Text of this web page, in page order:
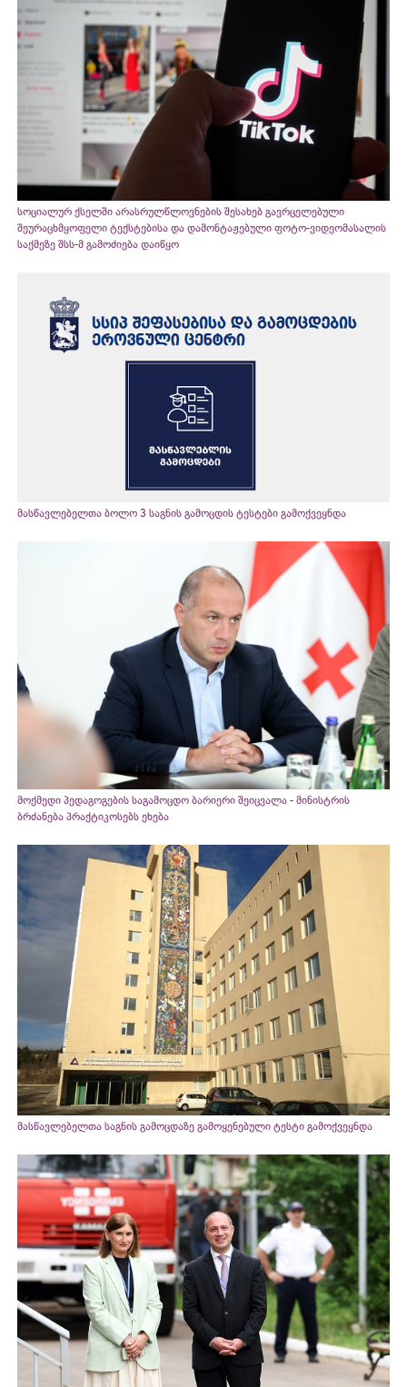
სოციალურ ქსელში არასრულწლოვნების შესახებ გავრცელებული
შეურაცხმყოფელი ტექსტებისა და დამონტაჟებული ფოტო-ვიდეომასალის
საქმეზე შსს-მ გამოძიება დაიწყო
მასწავლებელთა ბოლო 3 საგნის გამოცდის ტესტები გამოქვეყნდა
მოქმედი პედაგოგების საგამოცდო ბარიერი შეიცვალა - მინისტრის
ბრძანება პრაქტიკოსებს ეხება
მასწავლებელთა საგნის გამოცდაზე გამოყენებული ტესტი გამოქვეყნდა